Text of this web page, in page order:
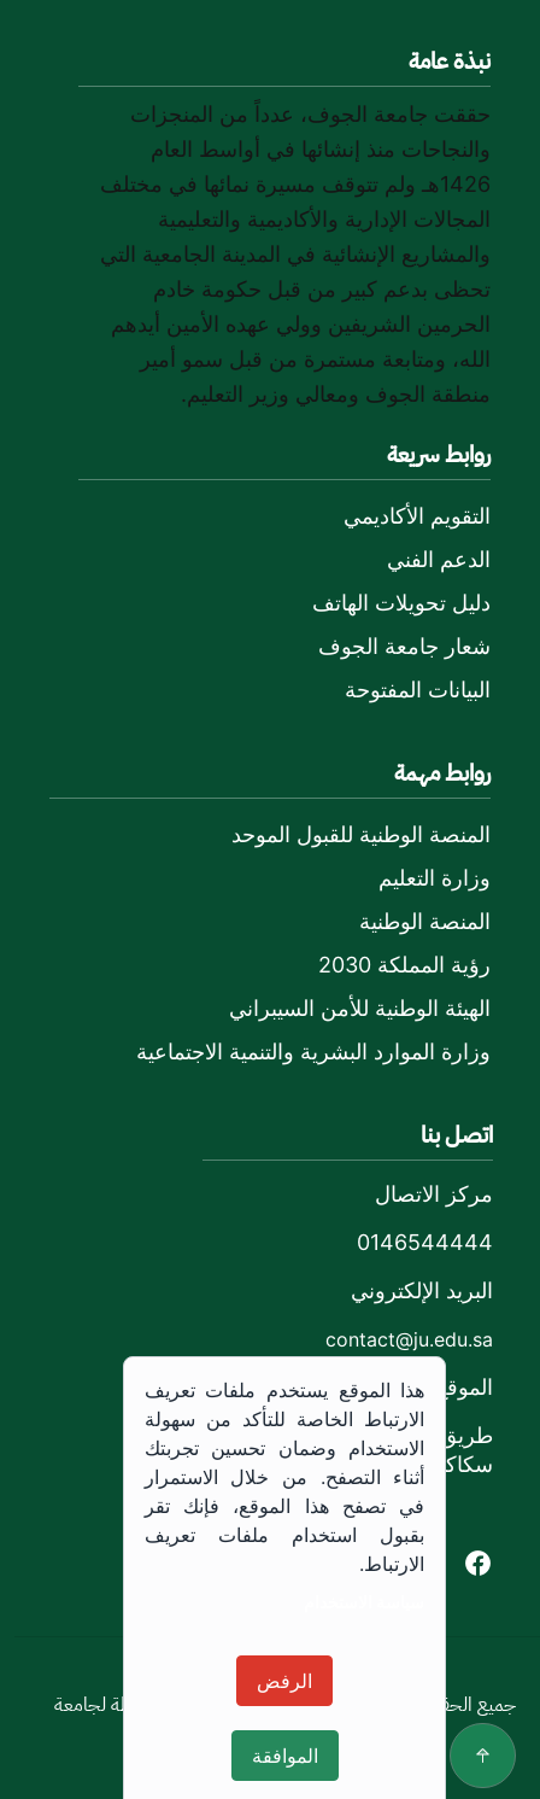
نبذة عامة
حققت جامعة الجوف، عدداً من المنجزات
والنجاحات منذ إنشائها في أواسط العام
1426هـ ولم تتوقف مسيرة نمائها في مختلف
المجالات الإدارية والأكاديمية والتعليمية
والمشاريع الإنشائية في المدينة الجامعية التي
تحظى بدعم كبير من قبل حكومة خادم
الحرمين الشريفين وولي عهده الأمين أيدهم
الله، ومتابعة مستمرة من قبل سمو أمير
منطقة الجوف ومعالي وزير التعليم.
روابط سريعة
التقويم الأكاديمي
الدعم الفني
دليل تحويلات الهاتف
شعار جامعة الجوف
البيانات المفتوحة
روابط مهمة
المنصة الوطنية للقبول الموحد
وزارة التعليم
المنصة الوطنية
رؤية المملكة 2030
الهيئة الوطنية للأمن السيبراني
وزارة الموارد البشرية والتنمية الاجتماعية
اتصل بنا
مركز الاتصال
0146544444
البريد الإلكتروني
contact@ju.edu.sa
الموقع
طريق الملك خالد،
سكاكا, المملكة العربية السعودية.
Facebook of Jouf University
X of Jouf University
سياسة الاستخدام
جميع الحقوق محفوظة © 2026 جميع الحقوق محفوظة لجامعة
الجوف
هذا الموقع يستخدم ملفات تعريف
الارتباط الخاصة للتأكد من سهولة
الاستخدام وضمان تحسين تجربتك
أثناء التصفح. من خلال الاستمرار
في تصفح هذا الموقع، فإنك تقر
بقبول استخدام ملفات تعريف
الارتباط.
الرفض
الموافقة